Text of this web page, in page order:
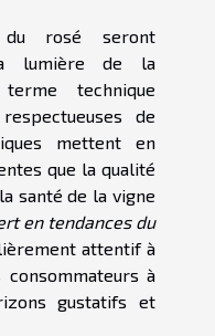
rosé seront
lumière de la
technique
de
mettent en
que la qualité
santé de la vigne
en tendances du
attentif à
à
gustatifs et